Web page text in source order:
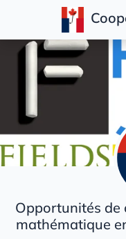
Articles
Opportunités de
mathématique